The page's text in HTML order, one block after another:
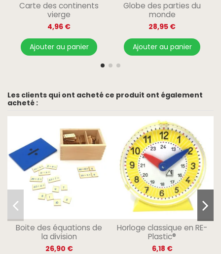
Carte des continents
vierge
4,96 €
Ajouter au panier
Globe des parties du
monde
28,95 €
Ajouter au panier
Les clients qui ont acheté ce produit ont également
acheté :
Boite des équations de
la division
26,90 €
Horloge classique en RE-
Plastic®
6,18 €